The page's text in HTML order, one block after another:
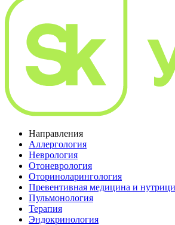
Направления
Аллергология
Неврология
Отоневрология
Оториноларингология
Превентивная медицина и
Пульмонология
Терапия
Эндокринология